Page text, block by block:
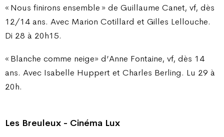
« Nous finirons ensemble » de Guillaume Canet, vf, dès
12/14 ans. Avec Marion Cotillard et Gilles Lellouche.
Di 28 à 20h15.
« Blanche comme neige» d’Anne Fontaine, vf, dès 14
ans. Avec Isabelle Huppert et Charles Berling. Lu 29 à
20h.
Les Breuleux - Cinéma Lux